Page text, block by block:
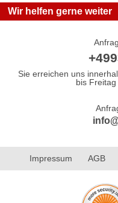
Wir helfen gerne weiter
Sie erreichen uns
bis
Impressum AGB